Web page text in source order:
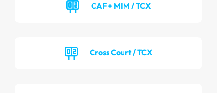
CAF + MIM / TCX
Cross Court / TCX